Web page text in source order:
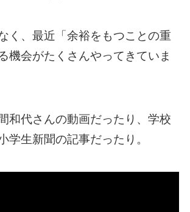
く、最近「余裕をもつことの重
機会がたくさんやってきていま
和代さんの動画だったり、学校
学生新聞の記事だったり。